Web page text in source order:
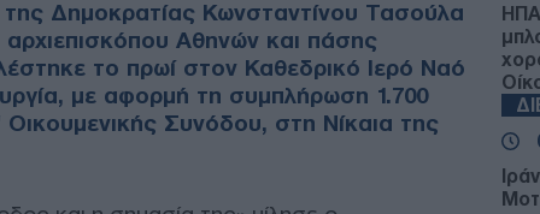
Δημοκρατίας Κωνσταντίνου Τασούλα
Αθηνών και πάσης
το πρωί στον Καθεδρικό Ιερό Ναό
με αφορμή τη συμπλήρωση 1.700
Συνόδου, στη Νίκαια της